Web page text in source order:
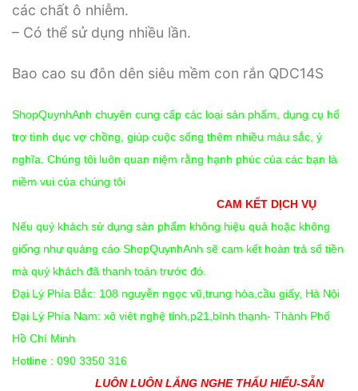
các chất ô nhiễm.
– Có thể sử dụng nhiều lần.
Bao cao su đôn dên siêu mềm con rắn QDC14S
ShopQuynhAnh chuyên cung cấp các loại sản phẩm, dụng cụ hổ
trợ tình dục vợ chồng, giúp cuộc sống thêm nhiều màu sắc, ý
nghĩa. Chúng tôi luôn quan niệm rằng hạnh phúc của các bạn là
niềm vui của chúng tôi
CAM KẾT DỊCH VỤ
Nếu quý khách sử dụng sản phẩm không hiệu quả hoặc không
giống như quảng cáo ShopQuynhAnh sẽ cam kết hoàn trả số tiền
mà quý khách đã thanh toán trước đó.
Đại Lý Phía Bắc: 108 nguyễn ngọc vũ,trung hòa,cầu giấy, Hà Nội
Đại Lý Phía Nam: xô viêt nghệ tỉnh,p21,bình thạnh- Thành Phố
Hồ Chí Minh
Hotline : 090 3350 316
LUÔN LUÔN LẮNG NGHE THẤU HIỂU-SẴN